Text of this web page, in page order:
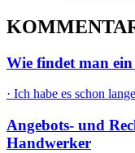
Wie findet man
· Ich habe es schon lange
Angebots- und
Handwerker